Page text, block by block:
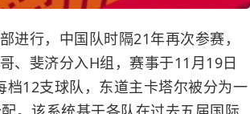
进行，中国队时隔21年再次参赛，
、斐济分入H组，赛事于11月19日
12支球队，东道主卡塔尔被分为一